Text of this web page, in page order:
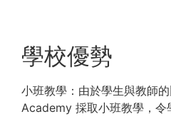
學校優勢
小班教學：由於學生與教師
Academy 採取小班教學，令